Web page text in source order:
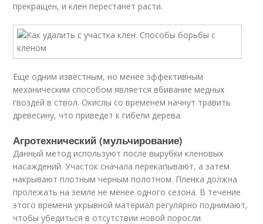
прекращен, и клен перестанет расти.
Еще одним известным, но менее эффективным
механическим способом является вбивание медных
гвоздей в ствол. Окислы со временем начнут травить
древесину, что приведет к гибели дерева.
Агротехнический (мульчирование)
Данный метод используют после вырубки кленовых
насаждений. Участок сначала перекапывают, а затем
накрывают плотным черным полотном. Пленка должна
пролежать на земле не менее одного сезона. В течение
этого времени укрывной материал регулярно поднимают,
чтобы убедиться в отсутствии новой поросли.